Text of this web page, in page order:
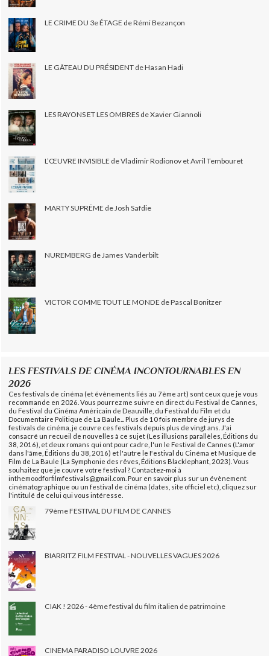
LE CRIME DU 3e ÉTAGE de Rémi Bezançon
LE GÂTEAU DU PRÉSIDENT de Hasan Hadi
LES RAYONS ET LES OMBRES de Xavier Giannoli
L’ŒUVRE INVISIBLE de Vladimir Rodionov et Avril Tembouret
MARTY SUPRÊME de Josh Safdie
NUREMBERG de James Vanderbilt
VICTOR COMME TOUT LE MONDE de Pascal Bonitzer
LES FESTIVALS DE CINÉMA INCONTOURNABLES EN
2026
Ces festivals de cinéma (et évènements liés au 7ème art) sont ceux que je vous
recommande en 2026. Vous pourrez me suivre en direct du Festival de Cannes,
du Festival du Cinéma Américain de Deauville, du Festival du Film et du
Documentaire Politique de La Baule... Plus de 10 fois membre de jurys de
festivals de cinéma, je couvre ces festivals depuis plus de vingt ans. J'ai
consacré un recueil de nouvelles à ce sujet (Les illusions parallèles, Éditions du
38, 2016), et deux romans qui ont pour cadre, l'un le Festival de Cannes (L'amor
dans l'âme, Éditions du 38, 2016) et l'autre le Festival du Cinéma et Musique de
Film de La Baule (La Symphonie des rêves, Éditions Blacklephant, 2023). Vous
souhaitez que je couvre votre festival ? Contactez-moi à
inthemoodforfilmfestivals@gmail.com. Pour en savoir plus sur un évènement
cinématographique ou un festival de cinéma (dates, site officiel etc), cliquez sur
l'intitulé de celui qui vous intéresse.
79ème FESTIVAL DU FILM DE CANNES
BIARRITZ FILM FESTIVAL - NOUVELLES VAGUES 2026
CIAK ! 2026 - 4ème festival du film italien de patrimoine
CINEMA PARADISO LOUVRE 2026